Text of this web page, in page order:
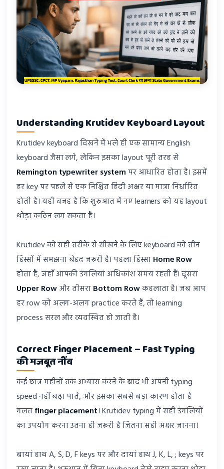
Understanding Krutidev Keyboard Layout
Krutidev keyboard दिखने में भले ही एक सामान्य English
keyboard जैसा लगे, लेकिन इसका layout पूरी तरह से
Remington typewriter systemपर आधारित होता है। इसमें
हर key पर पहले से एक निश्चित हिंदी अक्षर या मात्रा निर्धारित
होती है। यही वजह है कि शुरुआत में नए learners को यह layout
थोड़ा कठिन लग सकता है।
Krutidev को सही तरीके से सीखने के लिए keyboard को तीन
हिस्सों में समझना बेहद जरूरी है। पहला हिस्साHome Row
होता है, जहाँ आपकी उंगलियां अधिकांश समय रहती हैं। दूसरा
Upper Rowऔर तीसराBottom Rowकहलाता है। जब आप
हर row को अलग-अलग practice करते हैं, तो learning
process सरल और व्यवस्थित हो जाती है।
Correct Finger Placement – Fast Typing
की मजबूत नींव
कई छात्र महीनों तक अभ्यास करने के बाद भी अपनी typing
speed नहीं बढ़ा पाते, और इसका सबसे बड़ा कारण होता है
गलतfinger placement। Krutidev typing में सही उंगलियों
का उपयोग करना उतना ही जरूरी है जितना सही अक्षर जानना।
बायां हाथ A, S, D, F keys पर और दायां हाथ J, K, L, ; keys पर